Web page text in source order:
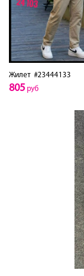
Жилет#23444133
805 руб